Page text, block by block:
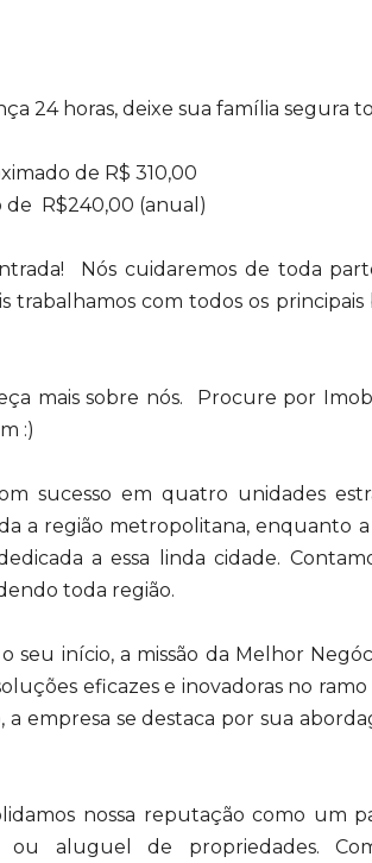
24 horas, deixe sua família segura
de R$ 310,00
de R$240,00 (anual)
Nós cuidaremos de toda
trabalhamos com todos os principais
mais sobre nós. Procure por
:)
sucesso em quatro unidades
a região metropolitana, enquanto
a essa linda cidade.
toda região.
seu início, a missão da Melhor
eficazes e inovadoras no
a empresa se destaca por sua
nossa reputação como um
ou aluguel de propriedades.